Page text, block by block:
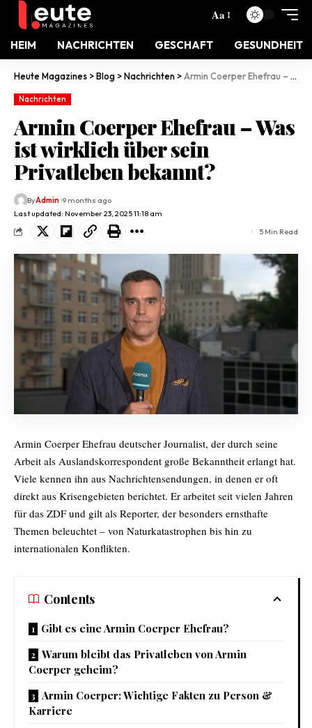
Aa
HEIM NACHRICHTEN GESCHAFT GESUNDHEIT
Heute Magazines >Blog >Nachrichten >Armin Coerper Ehefrau – Was ist wirklich über sein Privatleben bekannt?
Nachrichten
Armin Coerper Ehefrau – Was
ist wirklich über sein
Privatleben bekannt?
Last updated: November 23, 2025 11:18 am
ByAdmin 9 months ago
5 Min Read
Armin Coerper Ehefrau deutscher Journalist, der durch seine
Arbeit als Auslandskorrespondent große Bekanntheit erlangt hat.
Viele kennen ihn aus Nachrichtensendungen, in denen er oft
direkt aus Krisengebieten berichtet. Er arbeitet seit vielen Jahren
für das ZDF und gilt als Reporter, der besonders ernsthafte
Themen beleuchtet – von Naturkatastrophen bis hin zu
internationalen Konflikten.
Contents
Gibt es eine Armin Coerper Ehefrau?
Warum bleibt das Privatleben von Armin
Coerper geheim?
Armin Coerper: Wichtige Fakten zu Person &
Karriere